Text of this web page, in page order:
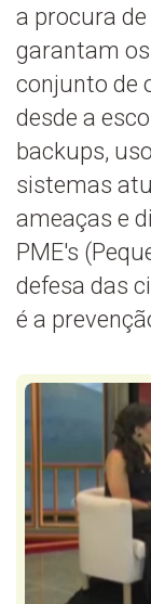
a procura
garantam
conjunto de
desde a
backups,
sistemas
ameaças e
PME's
defesa das
é a